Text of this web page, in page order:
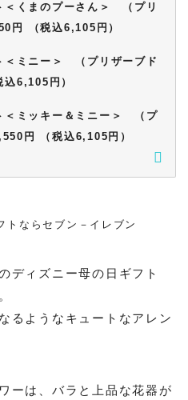
＜くまのプーさん＞ （プリ
円 （税込6,105円）
＜ミニー＞ （プリザーブド
6,105円）
＜ミッキー＆ミニー＞ （プ
円 （税込6,105円）
トならセブン－イレブン
ディズニー母の日ギフト
るようなキュートなアレン
ーは、バラと上品な花器が